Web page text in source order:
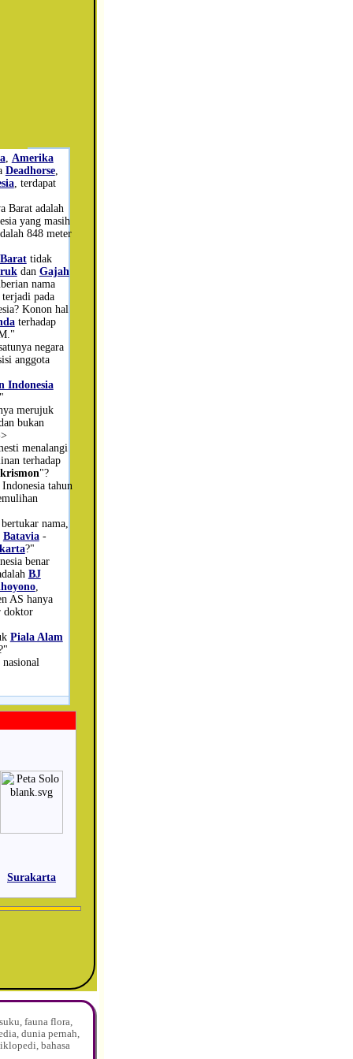
, Amerika
Deadhorse,
, terdapat
Barat adalah
yang masih
848 meter
tidak
dan Gajah
nama
pada
Konon hal
terhadap
negara
anggota
Indonesia
merujuk
bukan
menalangi
terhadap
krismon"?
tahun
nama,
Batavia-
?"
benar
BJ
,
AS hanya
doktor
Piala Alam
Surakarta
fauna flora,
dunia pernah,
bahasa